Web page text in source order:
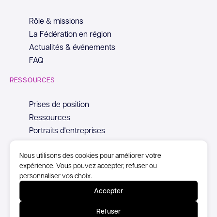
Nous utilisons des cookies pour améliorer votre
expérience. Vous pouvez accepter, refuser ou
personnaliser vos choix.
Accepter
Refuser
Rôle & missions
La Fédération en région
Actualités & événements
FAQ
RESSOURCES
Prises de position
Ressources
Portraits d'entreprises
© Copyright Syntec, 2026
Politique de confidentialité